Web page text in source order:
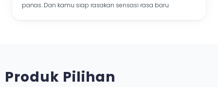
panas. Dan kamu siap rasakan sensasi rasa baru
Produk Pilihan